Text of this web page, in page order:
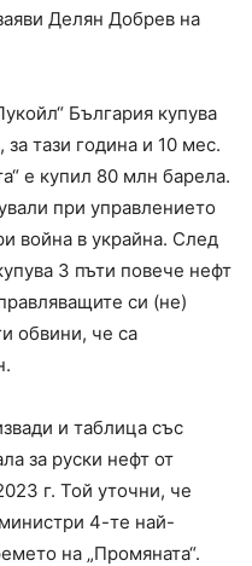
Делян Добрев на
България купува
тази година и 10 мес.
е купил 80 млн барела.
при управлението
война в украйна. След
3 пъти повече нефт
си (не)
обвини, че са
и таблица със
за руски нефт от
г. Той уточни, че
4-те най-
на „Промяната“.